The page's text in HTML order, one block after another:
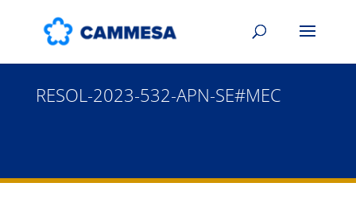
RESOL-2023-532-APN-SE#MEC